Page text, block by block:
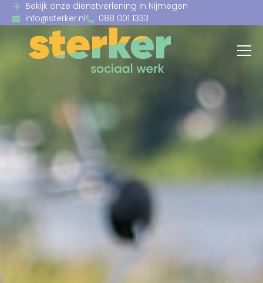
Bekijk onze dienstverlening in Nijmegen
info@sterker.nl
088 001 1333